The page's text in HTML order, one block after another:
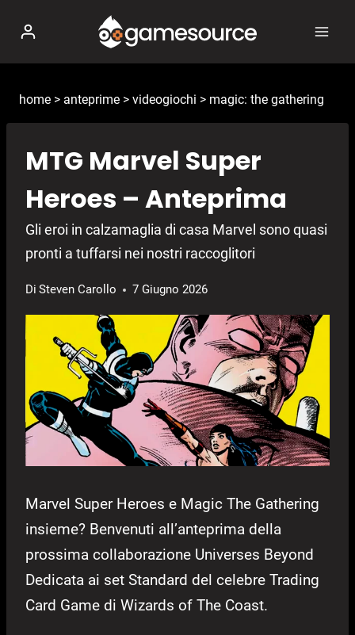
contenuto
home > anteprime > videogiochi > magic: the gathering
MTG Marvel Super
Heroes – Anteprima
Gli eroi in calzamaglia di casa Marvel sono quasi
pronti a tuffarsi nei nostri raccoglitori
Di Steven Carollo 7 Giugno 2026
Marvel Super Heroes e Magic The Gathering
insieme? Benvenuti all’anteprima della
prossima collaborazione Universes Beyond
Dedicata ai set Standard del celebre Trading
Card Game di Wizards of The Coast.